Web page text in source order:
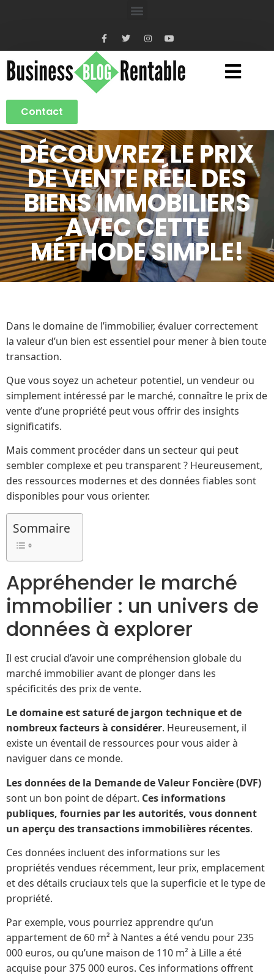
Contact
DÉCOUVREZ LE PRIX
DE VENTE RÉEL DES
BIENS IMMOBILIERS
AVEC CETTE
MÉTHODE SIMPLE!
Dans le domaine de l’immobilier, évaluer correctement
la valeur d’un bien est essentiel pour mener à bien toute
transaction.
Que vous soyez un acheteur potentiel, un vendeur ou
simplement intéressé par le marché, connaître le prix de
vente d’une propriété peut vous offrir des insights
significatifs.
Mais comment procéder dans un secteur qui peut
sembler complexe et peu transparent ? Heureusement,
des ressources modernes et des données fiables sont
disponibles pour vous orienter.
Sommaire
Appréhender le marché
immobilier : un univers de
données à explorer
Il est crucial d’avoir une compréhension globale du
marché immobilier avant de plonger dans les
spécificités des prix de vente.
Le domaine est saturé de jargon technique et de
nombreux facteurs à considérer. Heureusement, il
existe un éventail de ressources pour vous aider à
naviguer dans ce monde.
Les données de la Demande de Valeur Foncière (DVF)
sont un bon point de départ. Ces informations
publiques, fournies par les autorités, vous donnent
un aperçu des transactions immobilières récentes.
Ces données incluent des informations sur les
propriétés vendues récemment, leur prix, emplacement
et des détails cruciaux tels que la superficie et le type de
propriété.
Par exemple, vous pourriez apprendre qu’un
appartement de 60 m² à Nantes a été vendu pour 235
000 euros, ou qu’une maison de 110 m² à Lille a été
acquise pour 375 000 euros. Ces informations offrent